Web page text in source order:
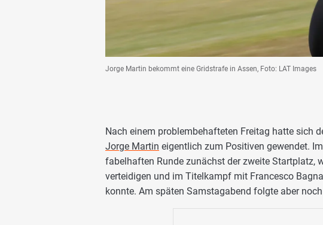
Jorge Martin bekommt eine Gridstrafe in Assen, Foto: LAT Images
Nach einem problembehafteten Freitag hatte sich
Jorge Martin eigentlich zum Positiven gewendet.
fabelhaften Runde zunächst der zweite Startplatz,
verteidigen und im Titelkampf mit Francesco
konnte. Am späten Samstagabend folgte aber